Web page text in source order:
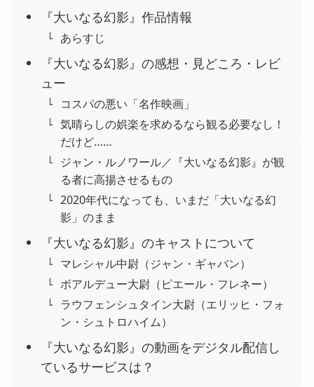
『大いなる幻影』作品情報
あらすじ
『大いなる幻影』の感想・見どころ・レビ
ュー
コスパの悪い「名作映画」
気晴らしの娯楽を求めるなら観る必要なし！
だけど……
ジャン・ルノワール／『大いなる幻影』が観
る者に高揚させるもの
2020年代になっても、いまだ「大いなる幻
影」のまま
『大いなる幻影』のキャストについて
マレシャル中尉（ジャン・ギャバン）
ボアルデュー大尉（ピエール・フレネー）
ラウフェンシュタイン大尉（エリッヒ・フォ
ン・シュトロハイム）
『大いなる幻影』の動画をデジタル配信し
ているサービスは？